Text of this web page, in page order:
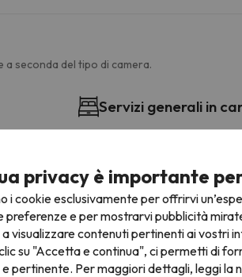
seconda del tipo di camera.
Servizi generali in
Cucina
Tavolo da pranzo
Accesso ai piani superiori
Rivelatore di fumo
privacy è importante
i cookie esclusivamente per offrirvi
preferenze e per mostrarvi pubblicità
visualizzare contenuti pertinenti ai vostri
su "Accetta e continua", ci permetti di
pertinente. Per maggiori dettagli, leggi la